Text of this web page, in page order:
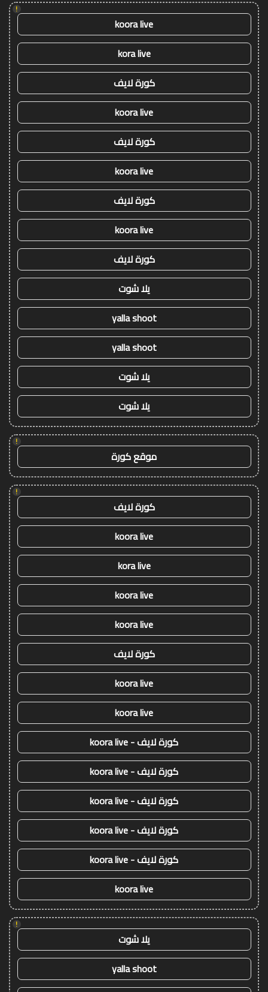
!
koora live
kora live
كورة لايف
koora live
كورة لايف
koora live
كورة لايف
koora live
كورة لايف
يلا شوت
yalla shoot
yalla shoot
يلا شوت
يلا شوت
!
موقع كورة
!
كورة لايف
koora live
kora live
koora live
koora live
كورة لايف
koora live
koora live
كورة لايف - koora live
كورة لايف - koora live
كورة لايف - koora live
كورة لايف - koora live
كورة لايف - koora live
koora live
!
يلا شوت
yalla shoot